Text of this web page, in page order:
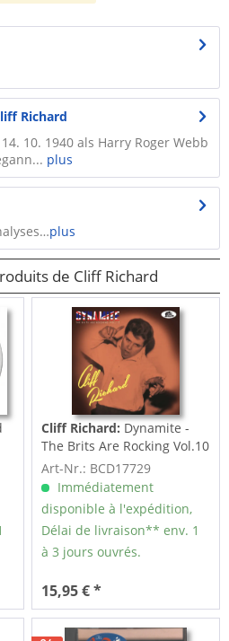
Richard
10. 1940 als Harry Roger Webb
plus
plus
de Cliff Richard
Cliff Richard: Dynamite -
The Brits Are Rocking Vol.10
(CD)
Art-Nr.: BCD17729
Immédiatement
disponible à l'expédition,
Délai de livraison** env. 1
à 3 jours ouvrés.
15,95 € *